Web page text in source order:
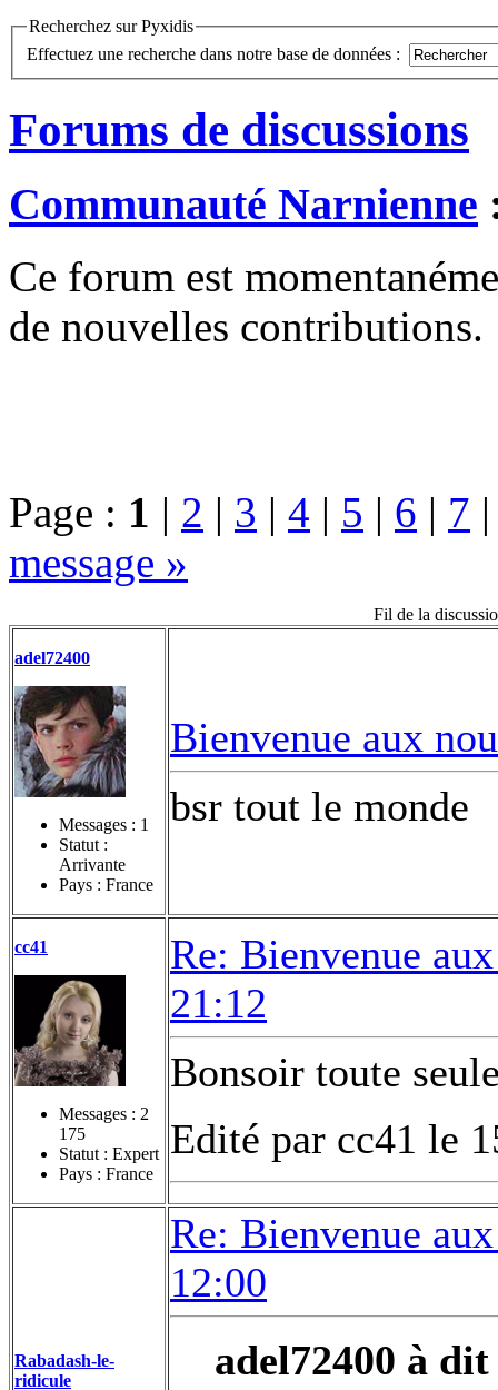
Recherchez sur Pyxidis
Effectuez une recherche dans notre base de données :
Forums de discussions
Communauté Narnienne
Ce forum est
de nouvelles contributions.
Page : 1 | 2 | 3 | 4 | 5 | 6 | 7
message »
Fil de la
adel72400
Messages : 1
Statut :
Arrivante
Pays : France
Bienvenue aux
bsr tout le monde
cc41
Messages : 2
175
Statut : Expert
Pays : France
Re: Bienvenue
21:12
Bonsoir toute
Edité par cc41 le
Rabadash-le-
ridicule
Re: Bienvenue
12:00
adel72400 à